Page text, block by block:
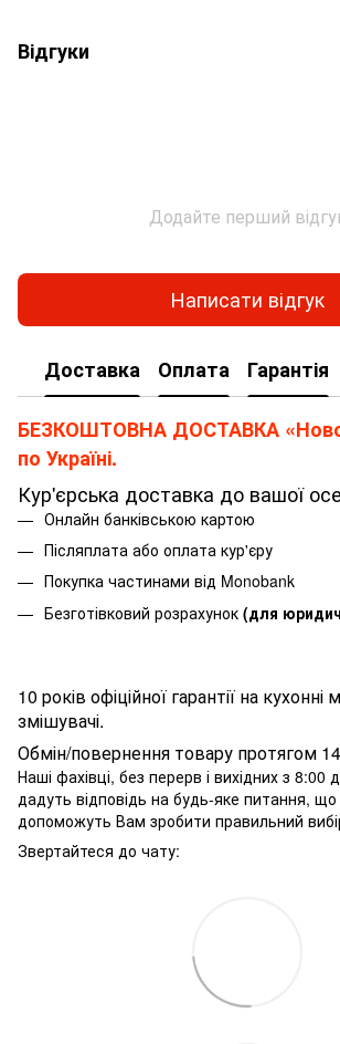
Відгуки
Додайте перший
Написати відгук
Доставка Оплата Гарантія
БЕЗКОШТОВНА ДОСТАВКА
по Україні.
Кур'єрська доставка до вашої
Онлайн банківською картою
Післяплата або оплата кур'єру
Покупка частинами від Monobank
Безготівковий розрахунок (для
10 років офіційної гарантії на кухонні
змішувачі.
Обмін/повернення товару протягом
Наші фахівці, без перерв і вихідних з 8:00
дадуть відповідь на будь-яке питання, що
допоможуть Вам зробити правильний
Звертайтеся до чату: